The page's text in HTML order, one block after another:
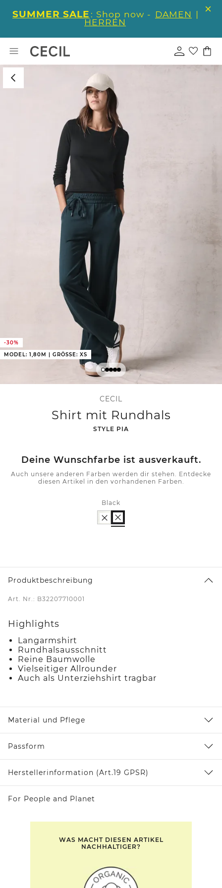
SUMMER SALE : Shop now - DAMEN |
HERREN
-30%
MODEL: 1,80M | GRÖSSE: XS
CECIL
Shirt mit Rundhals
-
STYLE PIA
Deine Wunschfarbe ist ausverkauft.
Auch unsere anderen Farben werden dir stehen. Entdecke
diesen Artikel in den vorhandenen Farben.
Black
Produktbeschreibung
Art. Nr.: B32207710001
Highlights
Langarmshirt
Rundhalsausschnitt
Reine Baumwolle
Vielseitiger Allrounder
Auch als Unterziehshirt tragbar
Material und Pflege
Passform
Herstellerinformation (Art.19 GPSR)
For People and Planet
WAS MACHT DIESEN ARTIKEL
NACHHALTIGER?